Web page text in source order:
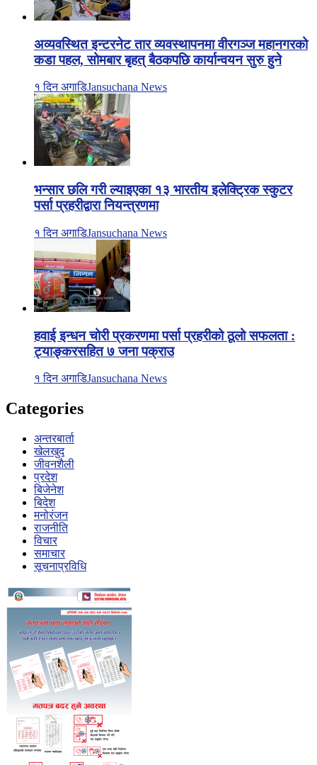
अव्यवस्थित इन्टरनेट तार व्यवस्थापनमा वीरगञ्ज महानगरको
कडा पहल, सोमबार बृहत् बैठकपछि कार्यान्वयन सुरु हुने
१ दिन अगाडिJansuchana News
भन्सार छलि गरी ल्याइएका १३ भारतीय इलेक्ट्रिक स्कुटर
पर्सा प्रहरीद्वारा नियन्त्रणमा
१ दिन अगाडिJansuchana News
हवाई इन्धन चोरी प्रकरणमा पर्सा प्रहरीको ठूलो सफलता :
ट्याङ्करसहित ७ जना पक्राउ
१ दिन अगाडिJansuchana News
Categories
अन्तरबार्ता
खेलखुद
जीवनशैली
प्रदेश
बिजेनेश
बिदेश
मनोरंजन
राजनीति
विचार
समाचार
सूचनाप्रविधि